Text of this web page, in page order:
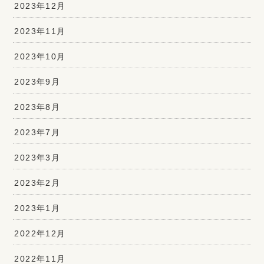
2023年12月
2023年11月
2023年10月
2023年9月
2023年8月
2023年7月
2023年3月
2023年2月
2023年1月
2022年12月
2022年11月